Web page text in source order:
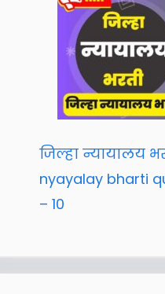
जिल्हा न्यायालय
nyayalay bharti
– 10